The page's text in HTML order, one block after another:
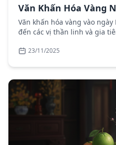
Văn Khấn Hóa Vàng
Văn khấn hóa vàng vào
đến các vị thần linh và gia
23/11/2025